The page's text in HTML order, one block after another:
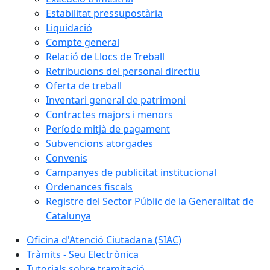
Estabilitat pressupostària
Liquidació
Compte general
Relació de Llocs de Treball
Retribucions del personal directiu
Oferta de treball
Inventari general de patrimoni
Contractes majors i menors
Període mitjà de pagament
Subvencions atorgades
Convenis
Campanyes de publicitat institucional
Ordenances fiscals
Registre del Sector Públic de la Generalitat de
Catalunya
Oficina d'Atenció Ciutadana (SIAC)
Tràmits - Seu Electrònica